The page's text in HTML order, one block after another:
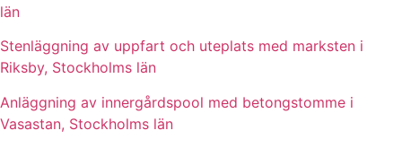
län
Stenläggning av uppfart och uteplats med marksten i
Riksby, Stockholms län
Anläggning av innergårdspool med betongstomme i
Vasastan, Stockholms län